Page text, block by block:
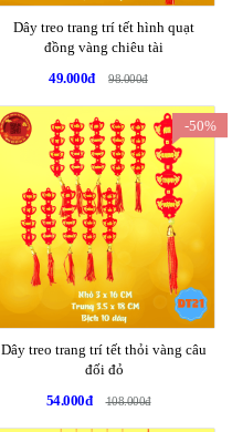
Dây treo trang trí tết hình quạt
đồng vàng chiêu tài
49.000đ
98.000đ
-50%
Dây treo trang trí tết thỏi vàng câu
đối đỏ
54.000đ
108.000đ